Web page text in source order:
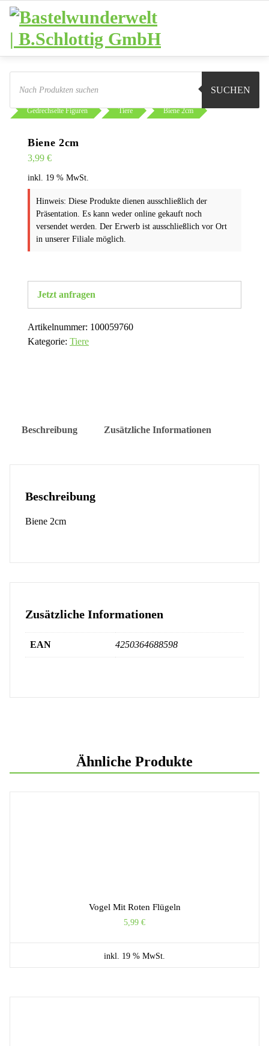
Zum
Inhalt
springen
Products
search
SUCHEN
Sie sind hier: Shop
Gedrechselte Figuren
Tiere Biene 2cm
Biene 2cm
3,99 €
inkl. 19 % MwSt.
Hinweis: Diese Produkte dienen ausschließlich der
Präsentation. Es kann weder online gekauft noch
versendet werden. Der Erwerb ist ausschließlich vor Ort
in unserer Filiale möglich.
Jetzt anfragen
Artikelnummer: 100059760
Kategorie: Tiere
Beschreibung Zusätzliche Informationen
Beschreibung
Biene 2cm
Zusätzliche Informationen
EAN 4250364688598
Ähnliche Produkte
Vogel Mit Roten Flügeln
5,99 €
inkl. 19 % MwSt.